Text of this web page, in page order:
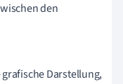
den
Darstellung,